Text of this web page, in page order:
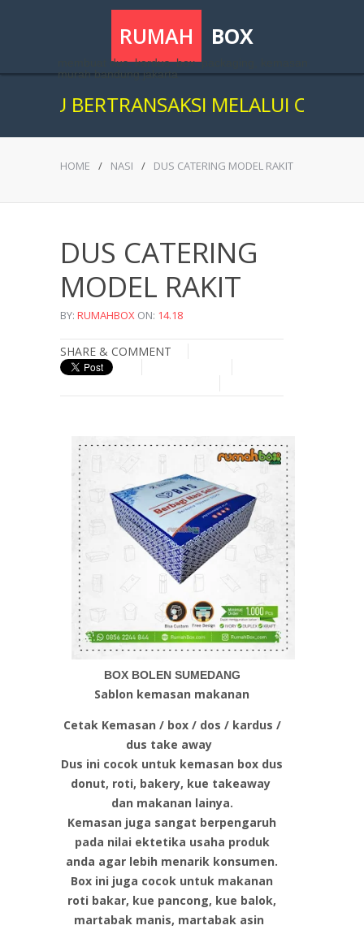
RUMAH BOX
membuat dus, kardus, box, packaging, kemasan
murah bandung jakarta
BERTRANSAKSI MELALUI ONLINE,
HOME / NASI / DUS CATERING MODEL RAKIT
DUS CATERING
MODEL RAKIT
BY: RUMAHBOX ON: 14.18
SHARE & COMMENT
BOX BOLEN SUMEDANG
Sablon kemasan makanan
Cetak Kemasan / box / dos / kardus /
dus take away
Dus ini cocok untuk kemasan box dus
donut, roti, bakery, kue takeaway
dan makanan lainya.
Kemasan juga sangat berpengaruh
pada nilai ektetika usaha produk
anda agar lebih menarik konsumen.
Box ini juga cocok untuk makanan
roti bakar, kue pancong, kue balok,
martabak manis, martabak asin